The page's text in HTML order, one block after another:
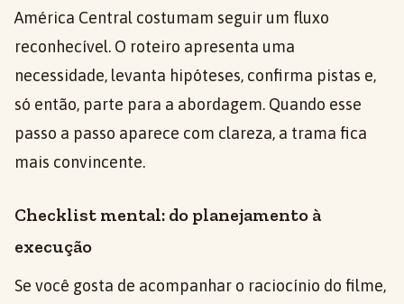
América Central costumam seguir um fluxo
reconhecível. O roteiro apresenta uma
necessidade, levanta hipóteses, confirma pistas e,
só então, parte para a abordagem. Quando esse
passo a passo aparece com clareza, a trama fica
mais convincente.
Checklist mental: do planejamento à
execução
Se você gosta de acompanhar o raciocínio do filme,